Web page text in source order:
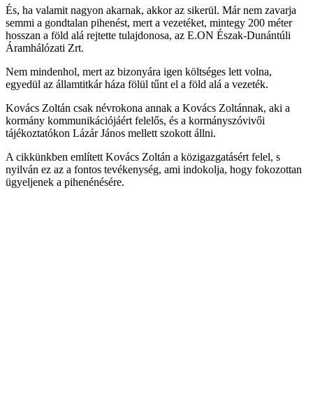
És, ha valamit nagyon akarnak, akkor az sikerül. Már nem zavarja
semmi a gondtalan pihenést, mert a vezetéket, mintegy 200 méter
hosszan a föld alá rejtette tulajdonosa, az E.ON Észak-Dunántúli
Áramhálózati Zrt.
Nem mindenhol, mert az bizonyára igen költséges lett volna,
egyedül az államtitkár háza fölül tűnt el a föld alá a vezeték.
Kovács Zoltán csak névrokona annak a Kovács Zoltánnak, aki a
kormány kommunikációjáért felelős, és a kormányszóvivői
tájékoztatókon Lázár János mellett szokott állni.
A cikkünkben említett Kovács Zoltán a közigazgatásért felel, s
nyilván ez az a fontos tevékenység, ami indokolja, hogy fokozottan
ügyeljenek a pihenénésére.